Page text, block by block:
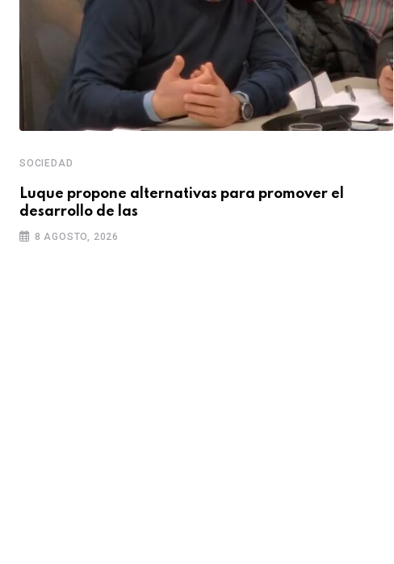
SOCIEDAD
Luque propone alternativas para promover el
desarrollo de las
8 AGOSTO, 2026